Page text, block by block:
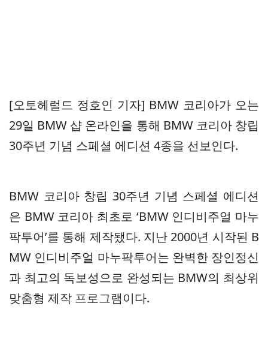
[오토헤럴드 정호인 기자] BMW 코리아가 오는
29일 BMW 샵 온라인을 통해 BMW 코리아 창립
30주년 기념 스페셜 에디션 4종을 선보인다.
BMW 코리아 창립 30주년 기념 스페셜 에디션
은 BMW 코리아 최초로 ‘BMW 인디비주얼 마누
팍투어’를 통해 제작됐다. 지난 2000년 시작된 B
MW 인디비주얼 마누팍투어는 완벽한 장인정신
과 최고의 독보성으로 완성되는 BMW의 최상위
맞춤형 제작 프로그램이다.